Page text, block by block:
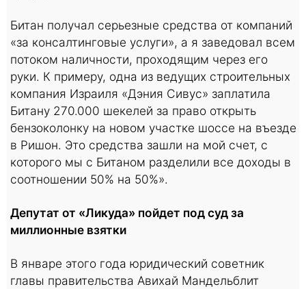
Битан получал серьезные средства от компаний
«за консалтинговые услуги», а я заведовал всем
потоком наличности, проходящим через его
руки. К примеру, одна из ведущих строительных
компания Израиля «Дэния Сивус» заплатила
Битану 270.000 шекелей за право открыть
бензоколонку на новом участке шоссе на въезде
в Ришон. Это средства зашли на мой счет, с
которого мы с Битаном разделили все доходы в
соотношении 50% на 50%».
Депутат от «Ликуда» пойдет под суд за
миллионные взятки
В январе этого года юридический советник
главы правительства Авихай Мандельблит